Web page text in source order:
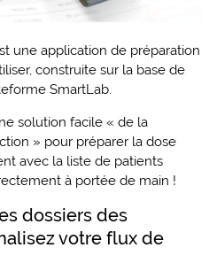
une application de préparation
construite sur la base de
SmartLab.
solution facile « de la
» pour préparer la dose
avec la liste de patients
à portée de main !
dossiers des
votre flux de